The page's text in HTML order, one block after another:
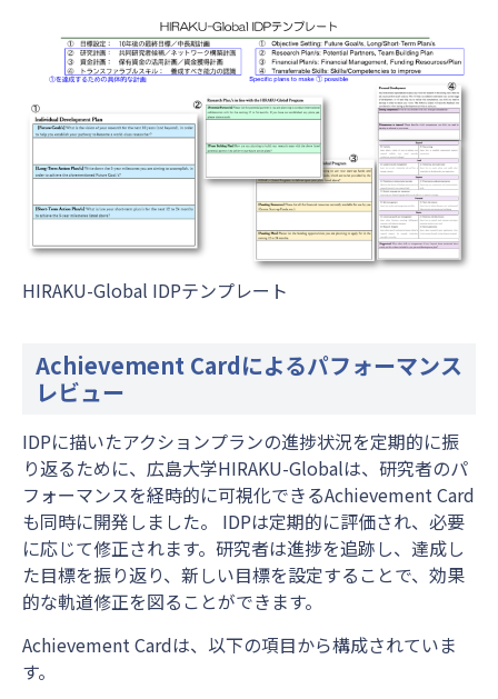
HIRAKU-Global IDPテンプレート
Achievement Cardによるパフォーマンス
レビュー
IDPに描いたアクションプランの進捗状況を定期的に振
り返るために、広島大学HIRAKU-Globalは、研究者のパ
フォーマンスを経時的に可視化できるAchievement Card
も同時に開発しました。 IDPは定期的に評価され、必要
に応じて修正されます。研究者は進捗を追跡し、達成し
た目標を振り返り、新しい目標を設定することで、効果
的な軌道修正を図ることができます。
Achievement Cardは、以下の項目から構成されていま
す。